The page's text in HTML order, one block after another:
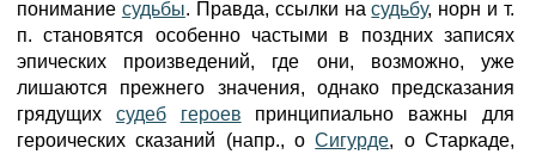
понимание судьбы. Правда, ссылки насудьбу, норн и т.
п. становятся особенно частыми в поздних записях
эпических произведений, где они, возможно, уже
лишаются прежнего значения, однако предсказания
грядущих судеб героев принципиально важны для
героических сказаний (напр., оСигурде, о Старкаде,